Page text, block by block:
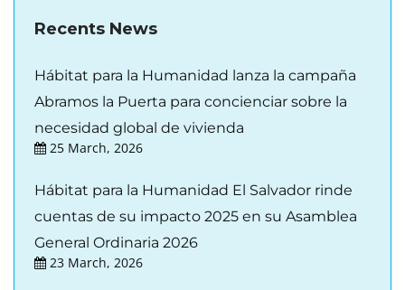
Recents News
Hábitat para la Humanidad lanza la campaña
Abramos la Puerta para concienciar sobre la
necesidad global de vivienda
25 March, 2026
Hábitat para la Humanidad El Salvador rinde
cuentas de su impacto 2025 en su Asamblea
General Ordinaria 2026
23 March, 2026